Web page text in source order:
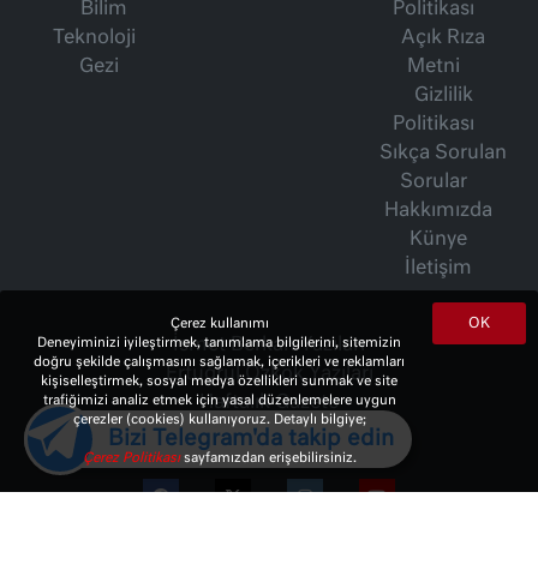
Bilim
Teknoloji
Gezi
Politikası
Açık Rıza
Metni
Gizlilik
Politikası
Sıkça Sorulan
Sorular
Hakkımızda
Künye
İletişim
İsmet Berkan Yazıları
Ertuğrul Özkök Yazıları
Haftalık Gazete
OK
Çerez kullanımı
Deneyiminizi iyileştirmek, tanımlama bilgilerini, sitemizin
doğru şekilde çalışmasını sağlamak, içerikleri ve reklamları
kişiselleştirmek, sosyal medya özellikleri sunmak ve site
trafiğimizi analiz etmek için yasal düzenlemelere uygun
çerezler (cookies) kullanıyoruz. Detaylı bilgiye;
Çerez Politikasısayfamızdan erişebilirsiniz.
Bizi Telegram'da takip edin